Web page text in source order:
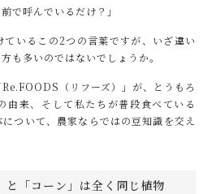
で呼んでいるだけ？」
ているこの2つの言葉ですが、いざ違い
も多いのではないでしょうか。
（リフーズ）」が、とうもろ
由来、そして私たちが普段食べている
について、農家ならではの豆知識を交え
と「コーン」は全く同じ植物